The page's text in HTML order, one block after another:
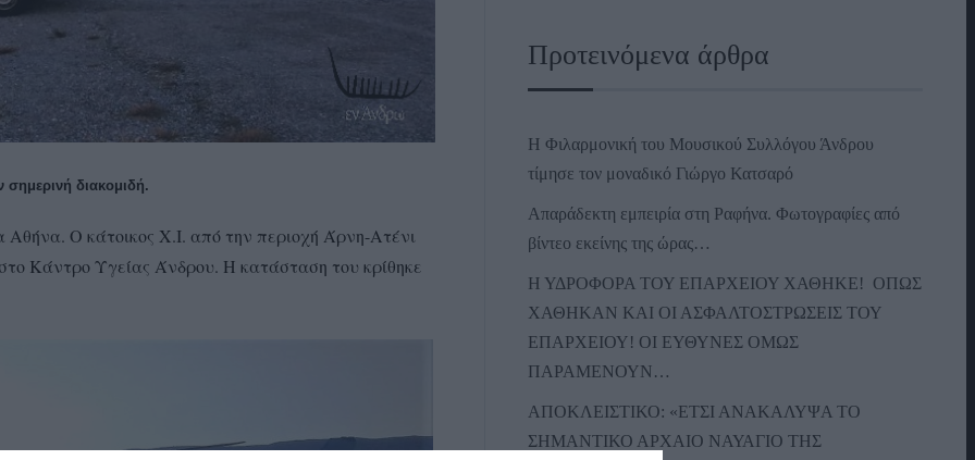
διακομιδή.
Ο κάτοικος Χ.Ι. από την περιοχή Άρνη-Ατένι
Κάντρο Υγείας Άνδρου. Η κατάσταση του κρίθηκε
Προτεινόμενα άρθρα
Η Φιλαρμονική του Μουσικού Συλλόγου Άνδρου
τίμησε τον μοναδικό Γιώργο Κατσαρό
Απαράδεκτη εμπειρία στη Ραφήνα. Φωτογραφίες από
βίντεο εκείνης της ώρας…
Η ΥΔΡΟΦΟΡΑ ΤΟΥ ΕΠΑΡΧΕΙΟΥ ΧΑΘΗΚΕ! ΟΠΩΣ
ΧΑΘΗΚΑΝ ΚΑΙ ΟΙ ΑΣΦΑΛΤΟΣΤΡΩΣΕΙΣ ΤΟΥ
ΕΠΑΡΧΕΙΟΥ! ΟΙ ΕΥΘΥΝΕΣ ΟΜΩΣ
ΠΑΡΑΜΕΝΟΥΝ…
ΑΠΟΚΛΕΙΣΤΙΚΟ: «ΕΤΣΙ ΑΝΑΚΑΛΥΨΑ ΤΟ
ΣΗΜΑΝΤΙΚΟ ΑΡΧΑΙΟ ΝΑΥΑΓΙΟ ΤΗΣ